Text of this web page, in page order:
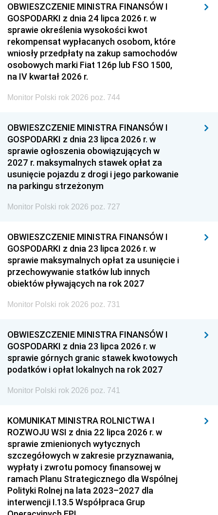
OBWIESZCZENIE MINISTRA FINANSÓW I
GOSPODARKI z dnia 24 lipca 2026 r. w
sprawie określenia wysokości kwot
rekompensat wypłacanych osobom, które
wniosły przedpłaty na zakup samochodów
osobowych marki Fiat 126p lub FSO 1500,
na IV kwartał 2026 r.
Monitor Polski rok 2026 poz. 744
OBWIESZCZENIE MINISTRA FINANSÓW I
GOSPODARKI z dnia 23 lipca 2026 r. w
sprawie ogłoszenia obowiązujących w
2027 r. maksymalnych stawek opłat za
usunięcie pojazdu z drogi i jego parkowanie
na parkingu strzeżonym
Monitor Polski rok 2026 poz. 727
OBWIESZCZENIE MINISTRA FINANSÓW I
GOSPODARKI z dnia 23 lipca 2026 r. w
sprawie maksymalnych opłat za usunięcie i
przechowywanie statków lub innych
obiektów pływających na rok 2027
Monitor Polski rok 2026 poz. 731
OBWIESZCZENIE MINISTRA FINANSÓW I
GOSPODARKI z dnia 23 lipca 2026 r. w
sprawie górnych granic stawek kwotowych
podatków i opłat lokalnych na rok 2027
Monitor Polski rok 2026 poz. 741
KOMUNIKAT MINISTRA ROLNICTWA I
ROZWOJU WSI z dnia 22 lipca 2026 r. w
sprawie zmienionych wytycznych
szczegółowych w zakresie przyznawania,
wypłaty i zwrotu pomocy finansowej w
ramach Planu Strategicznego dla Wspólnej
Polityki Rolnej na lata 2023–2027 dla
interwencji I.13.5 Współpraca Grup